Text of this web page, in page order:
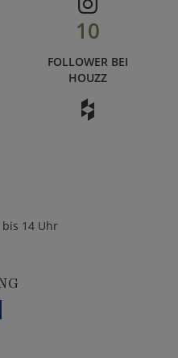
10
FOLLOWER BEI
HOUZZ
14 Uhr